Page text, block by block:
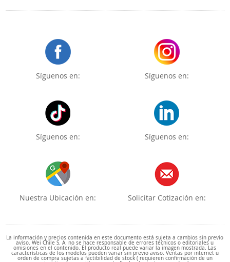
Síguenos en: Síguenos en:
Síguenos en: Síguenos en:
Nuestra Ubicación en: Solicitar Cotización en:
La información y precios contenida en este documento está sujeta a cambios sin previo
aviso. Wei Chile S. A. no se hace responsable de errores técnicos o editoriales u
omisiones en el contenido. El producto real puede variar la imagen mostrada. Las
características de los modelos pueden variar sin previo aviso. Ventas por internet u
orden de compra sujetas a factibilidad de stock ( requieren confirmación de un